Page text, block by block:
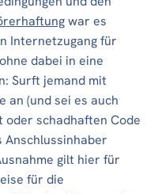
war es
Internetzugang für
dabei in eine
Surft jemand mit
an (und sei es auch
oder schadhaften Code
Anschlussinhaber
gilt hier für
für die